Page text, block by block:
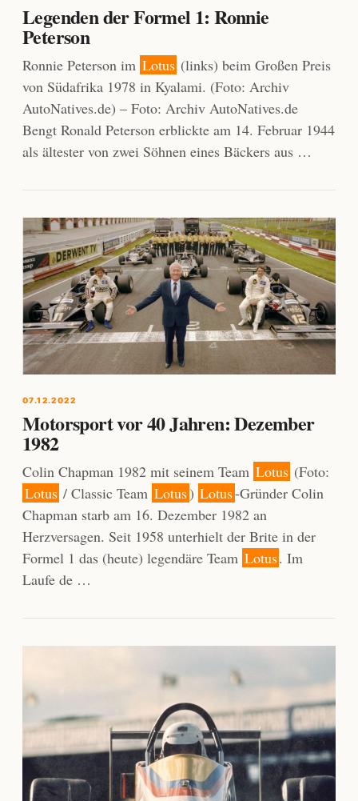
Legenden der Formel 1: Ronnie
Peterson
Ronnie Peterson im Lotus (links) beim Großen Preis
von Südafrika 1978 in Kyalami. (Foto: Archiv
AutoNatives.de) – Foto: Archiv AutoNatives.de
Bengt Ronald Peterson erblickte am 14. Februar 1944
als ältester von zwei Söhnen eines Bäckers aus …
07.12.2022
Motorsport vor 40 Jahren: Dezember
1982
Colin Chapman 1982 mit seinem Team Lotus (Foto:
Lotus / Classic Team Lotus) Lotus-Gründer Colin
Chapman starb am 16. Dezember 1982 an
Herzversagen. Seit 1958 unterhielt der Brite in der
Formel 1 das (heute) legendäre Team Lotus. Im
Laufe de …